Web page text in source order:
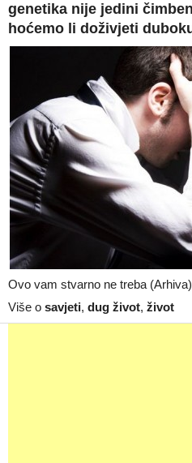
genetika nije jedini
hoćemo li doživjeti
Ovo vam stvarno ne treba (Arhiva)
Više o savjeti, dug život, život